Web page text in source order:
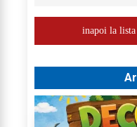
inapoi la lista